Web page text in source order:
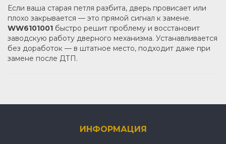
Если ваша старая петля разбита, дверь провисает или
плохо закрывается — это прямой сигнал к замене.
WW6101001 быстро решит проблему и восстановит
заводскую работу дверного механизма. Устанавливается
без доработок — в штатное место, подходит даже при
замене после ДТП.
ИНФОРМАЦИЯ